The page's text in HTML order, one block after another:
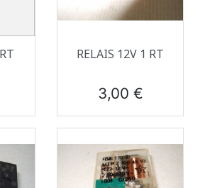
RELAIS 12V 1 RT
Prix
3,00 €